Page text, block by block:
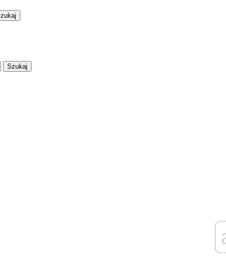
Szukaj